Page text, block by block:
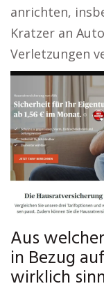
anrichten,
Kratzer an
Verletzungen
Aus
in Bezug
wirklich